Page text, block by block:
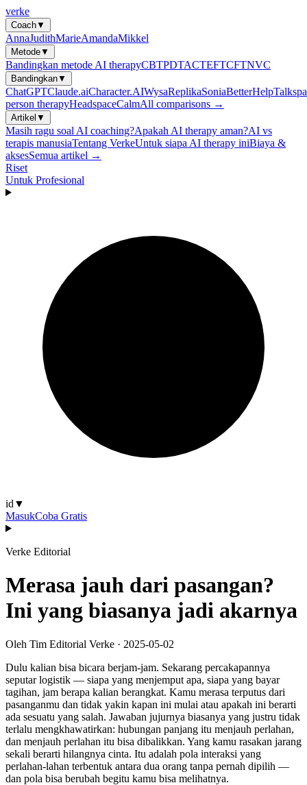
verke
Coach▼
AnnaJudithMarieAmandaMikkel
Metode▼
Bandingkan metode AI therapyCBTPDTACTEFTCFTNVC
Bandingkan▼
ChatGPTClaude.aiCharacter.AIWysaReplikaSoniaBetterHelp
person therapyHeadspaceCalmAll comparisons →
Artikel ▼
Masih ragu soal AI coaching?Apakah AI therapy aman?AI vs
terapis manusiaTentang VerkeUntuk siapa AI therapy iniBiaya &
aksesSemua artikel →
Riset
Untuk Profesional
id ▼
MasukCoba Gratis
Verke Editorial
Merasa jauh dari pasangan?
Ini yang biasanya jadi akarnya
Oleh Tim Editorial Verke · 2025-05-02
Dulu kalian bisa bicara berjam-jam. Sekarang percakapannya
seputar logistik — siapa yang menjemput apa, siapa yang bayar
tagihan, jam berapa kalian berangkat. Kamu merasa terputus dari
pasanganmu dan tidak yakin kapan ini mulai atau apakah ini berarti
ada sesuatu yang salah. Jawaban jujurnya biasanya yang justru tidak
terlalu mengkhawatirkan: hubungan panjang itu menjauh perlahan,
dan menjauh perlahan itu bisa dibalikkan. Yang kamu rasakan jarang
sekali berarti hilangnya cinta. Itu adalah pola interaksi yang
perlahan-lahan terbentuk antara dua orang tanpa pernah dipilih —
dan pola bisa berubah begitu kamu bisa melihatnya.